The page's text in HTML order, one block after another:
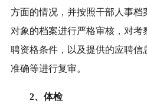
方面的情况，并按照干部人事档
对象的档案进行严格审核，对考
聘资格条件，以及提供的应聘信
准确等进行复审。
2、体检